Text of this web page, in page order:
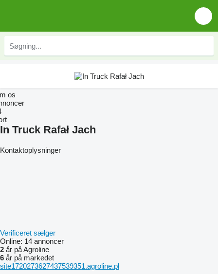
os
In Truck Rafał Jach
Kontaktoplysninger
Verificeret sælger
Online: 14 annoncer
2 år på Agroline
6 år på markedet
site1720273627437539351.agroline.pl